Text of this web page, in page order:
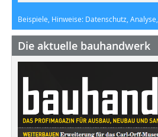
Beispiele, Hinweise: Datenschutz,
Die aktuelle bauhandwerk